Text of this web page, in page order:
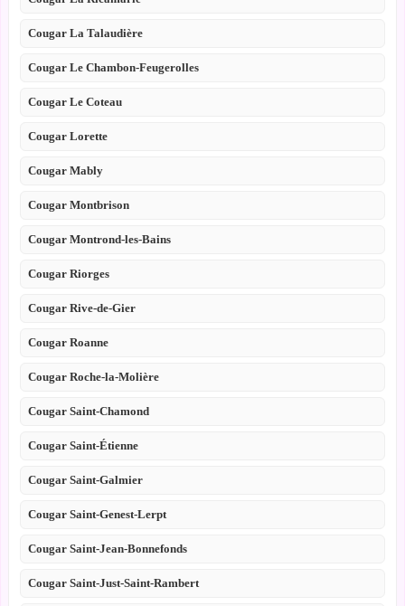
Cougar La Talaudière
Cougar Le Chambon-Feugerolles
Cougar Le Coteau
Cougar Lorette
Cougar Mably
Cougar Montbrison
Cougar Montrond-les-Bains
Cougar Riorges
Cougar Rive-de-Gier
Cougar Roanne
Cougar Roche-la-Molière
Cougar Saint-Chamond
Cougar Saint-Étienne
Cougar Saint-Galmier
Cougar Saint-Genest-Lerpt
Cougar Saint-Jean-Bonnefonds
Cougar Saint-Just-Saint-Rambert